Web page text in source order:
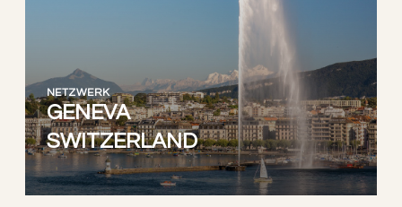
NETZWERK
GENEVA
SWITZERLAND